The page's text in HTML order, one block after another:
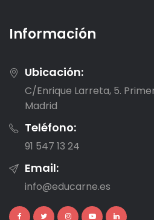
Información
Ubicación:
C/Enrique Larreta, 5.
Madrid
Teléfono:
91 547 13 24
Email:
info@educarne.es